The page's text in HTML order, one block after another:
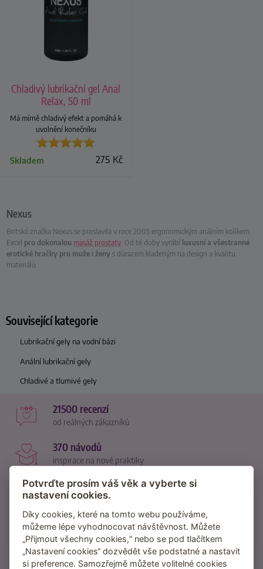
Chladivý lubrikační gel Anal
Relax, 50 ml
Má mírně chladivý efekt a pomáhá k
uvolnění konečníku
275 Kč
Skladem
Nexus
Britská značka Nexus se proslavila v roce 2005 ergonomickým análním kolíkem
Excel pro dokonalou masáž prostaty . Od té doby vyrábí luxusní a všestranné
erotické hračky pro muže i ženy s důrazem kladeným na design a kvalitu
materiálů.
Související kategorie
Lubrikační gely na vodní bázi
Anální lubrikační gely
Chladivé a tlumivé gely
21500 recenzí
od reálných zákazníků
370 návodů
inspirace na nové praktiky
95 % zákazníků
nás dále doporučuje
za 2 dny
je zásilka průměrně u vás
Potvrďte prosím váš věk a vyberte si
nastavení cookies.
Díky cookies, které na tomto webu používáme,
můžeme lépe vyhodnocovat návštěvnost. Můžete
„Přijmout všechny cookies,“ nebo se pod tlačítkem
„Nastavení cookies“ dozvědět vše podstatné a nastavit
si preference. Samozřejmě můžete volitelné cookies